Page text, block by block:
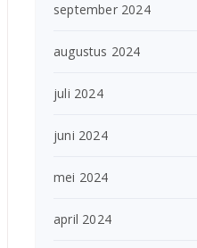
september 2024
augustus 2024
juli 2024
juni 2024
mei 2024
april 2024